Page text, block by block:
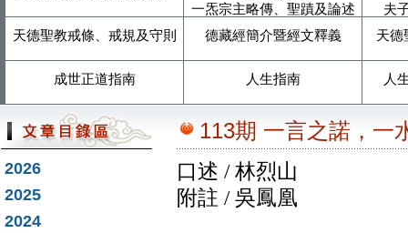
一炁宗主略傳、聖蹟及論述
夫
天德聖教戒條、戒規及守則
德藏經簡介暨經文釋義 天德
成世正道指南 人生指南 人
2026
2025
2024
113期 一言之諾，一
口述 / 林烈山
附註 / 吳鳳凰